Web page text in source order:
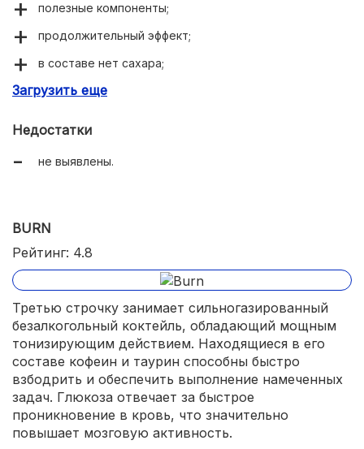
полезные компоненты;
продолжительный эффект;
в составе нет сахара;
на основе натурального сока.
Загрузить еще
Недостатки
не выявлены.
BURN
Рейтинг: 4.8
Третью строчку занимает сильногазированный
безалкогольный коктейль, обладающий мощным
тонизирующим действием. Находящиеся в его
составе кофеин и таурин способны быстро
взбодрить и обеспечить выполнение намеченных
задач. Глюкоза отвечает за быстрое
проникновение в кровь, что значительно
повышает мозговую активность.